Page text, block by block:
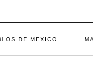
DE MEXICO